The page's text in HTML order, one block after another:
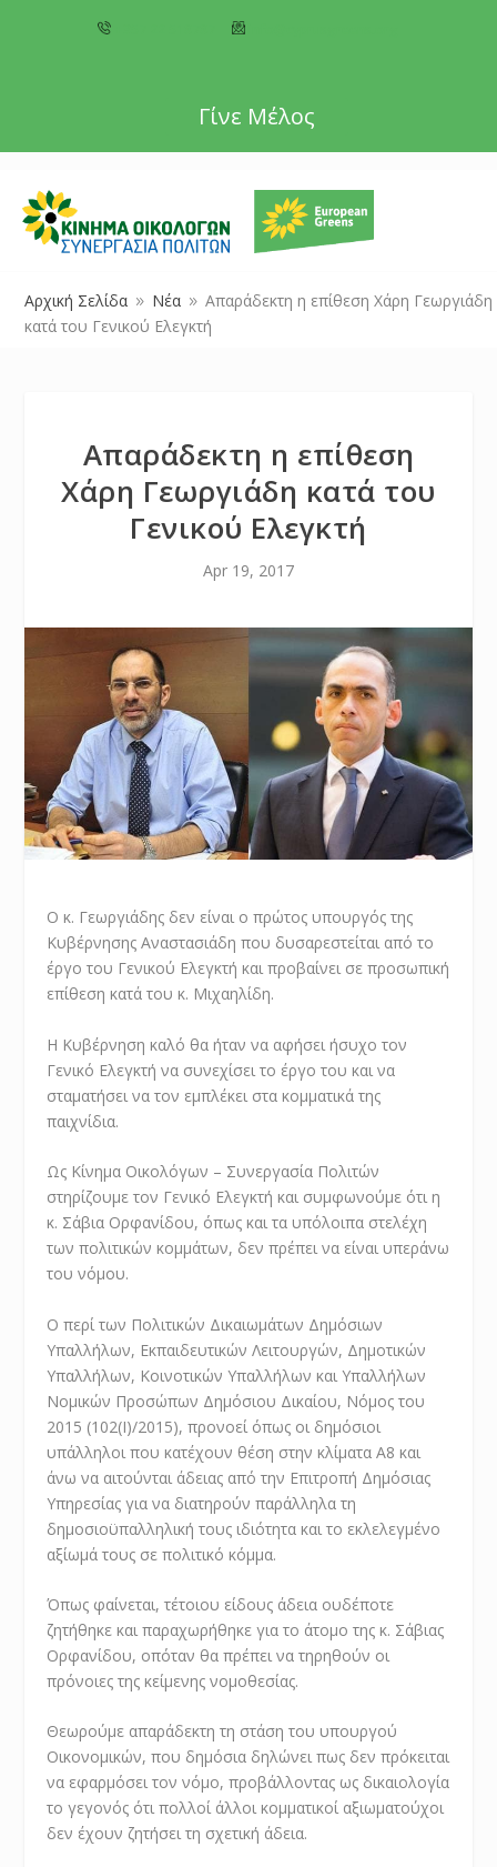
Γίνε Μέλος
Αρχική Σελίδα 9 Νέα 9 Απαράδεκτη η επίθεση Χάρη Γεωργιάδη
κατά του Γενικού Ελεγκτή
Απαράδεκτη η επίθεση
Χάρη Γεωργιάδη κατά του
Γενικού Ελεγκτή
Apr 19, 2017
Ο κ. Γεωργιάδης δεν είναι ο πρώτος υπουργός της
Κυβέρνησης Αναστασιάδη που δυσαρεστείται από το
έργο του Γενικού Ελεγκτή και προβαίνει σε προσωπική
επίθεση κατά του κ. Μιχαηλίδη.
Η Κυβέρνηση καλό θα ήταν να αφήσει ήσυχο τον
Γενικό Ελεγκτή να συνεχίσει το έργο του και να
σταματήσει να τον εμπλέκει στα κομματικά της
παιχνίδια.
Ως Κίνημα Οικολόγων – Συνεργασία Πολιτών
στηρίζουμε τον Γενικό Ελεγκτή και συμφωνούμε ότι η
κ. Σάβια Ορφανίδου, όπως και τα υπόλοιπα στελέχη
των πολιτικών κομμάτων, δεν πρέπει να είναι υπεράνω
του νόμου.
Ο περί των Πολιτικών Δικαιωμάτων Δημόσιων
Υπαλλήλων, Εκπαιδευτικών Λειτουργών, Δημοτικών
Υπαλλήλων, Κοινοτικών Υπαλλήλων και Υπαλλήλων
Νομικών Προσώπων Δημόσιου Δικαίου, Νόμος του
2015 (102(I)/2015), προνοεί όπως οι δημόσιοι
υπάλληλοι που κατέχουν θέση στην κλίματα Α8 και
άνω να αιτούνται άδειας από την Επιτροπή Δημόσιας
Υπηρεσίας για να διατηρούν παράλληλα τη
δημοσιοϋπαλληλική τους ιδιότητα και το εκλελεγμένο
αξίωμά τους σε πολιτικό κόμμα.
Όπως φαίνεται, τέτοιου είδους άδεια ουδέποτε
ζητήθηκε και παραχωρήθηκε για το άτομο της κ. Σάβιας
Ορφανίδου, οπόταν θα πρέπει να τηρηθούν οι
πρόνοιες της κείμενης νομοθεσίας.
Θεωρούμε απαράδεκτη τη στάση του υπουργού
Οικονομικών, που δημόσια δηλώνει πως δεν πρόκειται
να εφαρμόσει τον νόμο, προβάλλοντας ως δικαιολογία
το γεγονός ότι πολλοί άλλοι κομματικοί αξιωματούχοι
δεν έχουν ζητήσει τη σχετική άδεια.